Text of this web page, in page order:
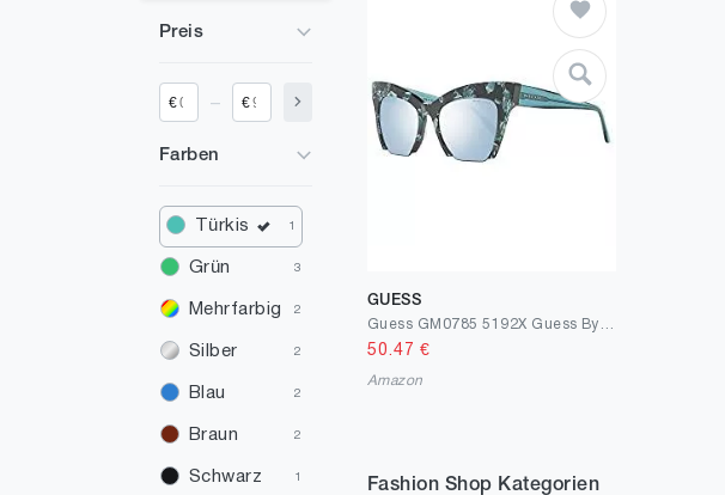
Preis
€ €
Farben
Türkis 1
Grün 3
Mehrfarbig 2
Silber 2
Blau 2
Braun 2
Schwarz 1
GUESS
50.47 €
Amazon
Fashion Shop Kategorien